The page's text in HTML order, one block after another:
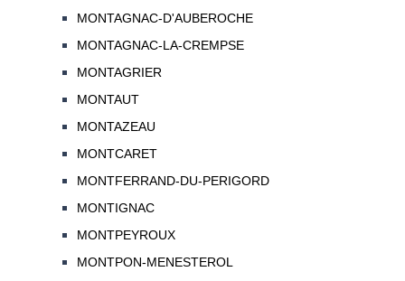
MONTAGNAC-D'AUBEROCHE
MONTAGNAC-LA-CREMPSE
MONTAGRIER
MONTAUT
MONTAZEAU
MONTCARET
MONTFERRAND-DU-PERIGORD
MONTIGNAC
MONTPEYROUX
MONTPON-MENESTEROL